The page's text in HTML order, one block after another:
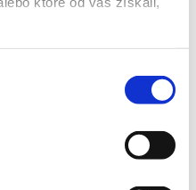
osobných údajov
nespracúva žiadnou
Vašich osobných
osobných údajov?